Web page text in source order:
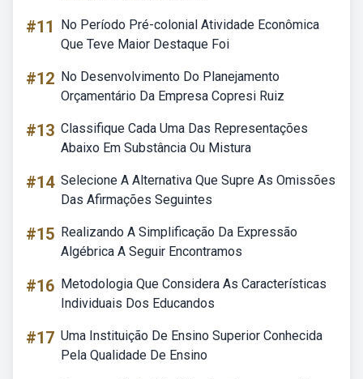
#11
No Período Pré-colonial Atividade Econômica
Que Teve Maior Destaque Foi
#12 No Desenvolvimento Do Planejamento
Orçamentário Da Empresa Copresi Ruiz
#13 Classifique Cada Uma Das Representações
Abaixo Em Substância Ou Mistura
#14 Selecione A Alternativa Que Supre As Omissões
Das Afirmações Seguintes
#15 Realizando A Simplificação Da Expressão
Algébrica A Seguir Encontramos
#16 Metodologia Que Considera As Características
Individuais Dos Educandos
#17 Uma Instituição De Ensino Superior Conhecida
Pela Qualidade De Ensino